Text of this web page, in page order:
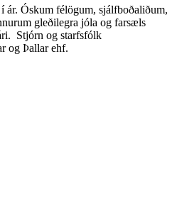
ár. Óskum félögum, sjálfboðaliðum,
gleðilegra jóla og farsæls
Stjórn og starfsfólk
og Þallar ehf.